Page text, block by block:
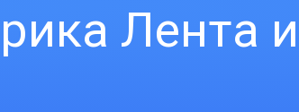
Лента